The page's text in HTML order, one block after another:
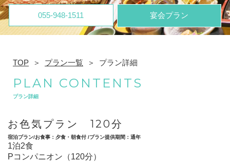
055-948-1511 宴会プラン
TOP プラン一覧 プラン詳細
PLAN CONTENTS
プラン詳細
お色気プラン 120分
宿泊プラン/お食事：夕食・朝食付 /プラン提供期間：通年
1泊2食
Pコンパニオン（120分）